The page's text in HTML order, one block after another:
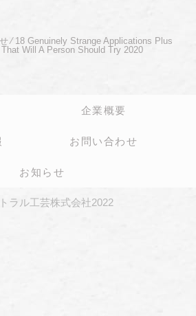
⁄ 18 Genuinely Strange Applications Plus
Will A Person Should Try 2020
企業概要
お問い合わせ
お知らせ
ラル工芸株式会社2022